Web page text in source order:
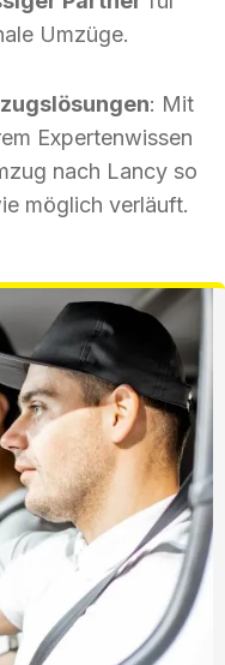
Umzüge.
: Mit
Expertenwissen
nach Lancy so
möglich verläuft.